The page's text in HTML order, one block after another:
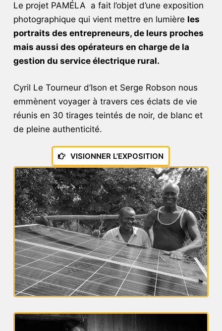
Le projet PAMÉLA a fait l’objet d’une exposition
photographique qui vient mettre en lumière les
portraits des entrepreneurs, de leurs proches
mais aussi des opérateurs en charge de la
gestion du service électrique rural.
Cyril Le Tourneur d’Ison et Serge Robson nous
emmènent voyager à travers ces éclats de vie
réunis en 30 tirages teintés de noir, de blanc et
de pleine authenticité.
VISIONNER L'EXPOSITION